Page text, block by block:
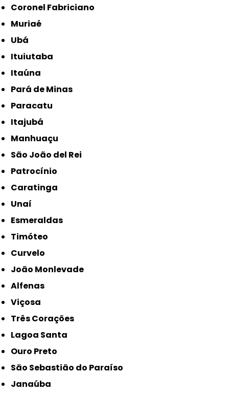
Coronel Fabriciano
Muriaé
Ubá
Ituiutaba
Itaúna
Pará de Minas
Paracatu
Itajubá
Manhuaçu
São João del Rei
Patrocínio
Caratinga
Unaí
Esmeraldas
Timóteo
Curvelo
João Monlevade
Alfenas
Viçosa
Três Corações
Lagoa Santa
Ouro Preto
São Sebastião do Paraíso
Janaúba